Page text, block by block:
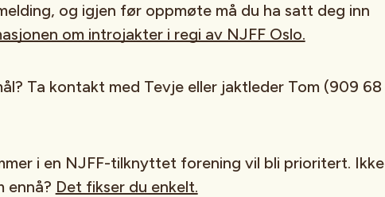
og igjen før oppmøte må du ha satt deg inn
om introjakter i regi av NJFF Oslo.
Ta kontakt med Tevje eller jaktleder Tom (909 68
i en NJFF-tilknyttet forening vil bli prioritert. Ikke
ennå? Det fikser du enkelt.